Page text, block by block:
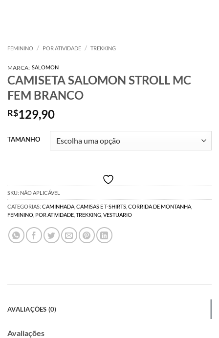
FEMININO / POR ATIVIDADE / TREKKING
MARCA: SALOMON
CAMISETA SALOMON STROLL MC
FEM BRANCO
R$129,90
TAMANHO
SKU: NÃO APLICÁVEL
CATEGORIAS: CAMINHADA CAMISAS E T-SHIRTS CORRIDA DE MONTANHA
FEMININO POR ATIVIDADE TREKKING VESTUARIO
AVALIAÇÕES (0)
Avaliações